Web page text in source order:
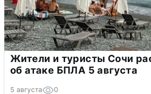
Жители и туристы Сочи
об атаке БПЛА 5 августа
5 августа 0